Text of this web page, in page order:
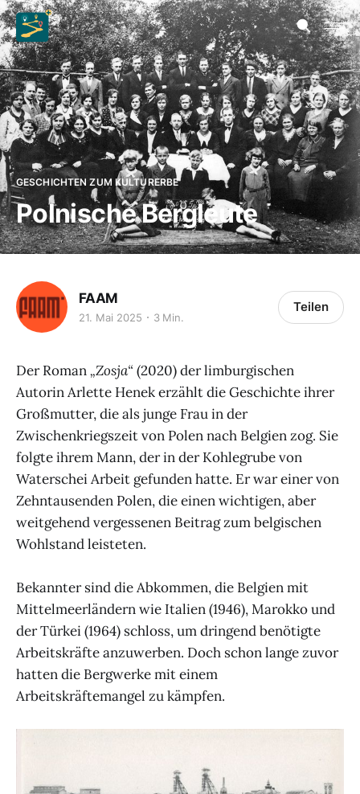
GESCHICHTEN ZUM KULTURERBE
Polnische Bergleute
FAAM
21. Mai 2025 3 Min.
Teilen
Der Roman„Zosja“ (2020) der limburgischen
Autorin Arlette Henek erzählt die Geschichte ihrer
Großmutter, die als junge Frau in der
Zwischenkriegszeit von Polen nach Belgien zog. Sie
folgte ihrem Mann, der in der Kohlegrube von
Waterschei Arbeit gefunden hatte. Er war einer von
Zehntausenden Polen, die einen wichtigen, aber
weitgehend vergessenen Beitrag zum belgischen
Wohlstand leisteten.
Bekannter sind die Abkommen, die Belgien mit
Mittelmeerländern wie Italien (1946), Marokko und
der Türkei (1964) schloss, um dringend benötigte
Arbeitskräfte anzuwerben. Doch schon lange zuvor
hatten die Bergwerke mit einem
Arbeitskräftemangel zu kämpfen.